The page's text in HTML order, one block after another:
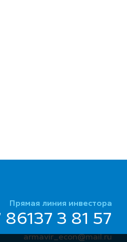
Прямая линия инвестора
86137 3 81 57
armavir_econ@mail.ru